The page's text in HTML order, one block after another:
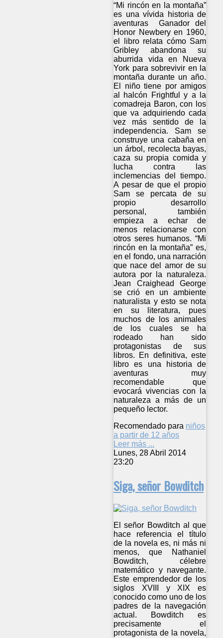
“Mi rincón en la montaña”
es una vívida historia de
aventuras Ganador del
Honor Newbery en 1960,
el libro relata cómo Sam
Gribley abandona su
aburrida vida en Nueva
York para sobrevivir en la
montaña durante un año.
El niño tiene por amigos
al halcón Frightful y a la
comadreja Baron, con los
que va adquiriendo cada
vez más sentido de la
independencia. Sam se
construye una cabaña en
un árbol, recolecta bayas,
caza su propia comida y
lucha contra las
inclemencias del tiempo.
A pesar de que el propio
Sam se percata de su
propio desarrollo
personal, también
empieza a echar de
menos relacionarse con
otros seres humanos. “Mi
rincón en la montaña” es,
en el fondo, una narración
que nace del amor de su
autora por la naturaleza.
Jean Craighead George
se crió en un ambiente
naturalista y esto se nota
en su literatura, pues
muchos de los animales
de los cuales se ha
rodeado han sido
protagonistas de sus
libros. En definitiva, este
libro es una historia de
aventuras muy
recomendable que
evocará vivencias con la
naturaleza a más de un
pequeño lector.
Recomendado para niños
a partir de 12 años
Leer más ...
Lunes, 28 Abril 2014
23:20
Siga, señor Bowditch
El señor Bowditch al que
hace referencia el título
de la novela es, ni más ni
menos, que Nathaniel
Bowditch, célebre
matemático y navegante.
Este emprendedor de los
siglos XVIII y XIX es
conocido como uno de los
padres de la navegación
actual. Bowditch es
precisamente el
protagonista de la novela,